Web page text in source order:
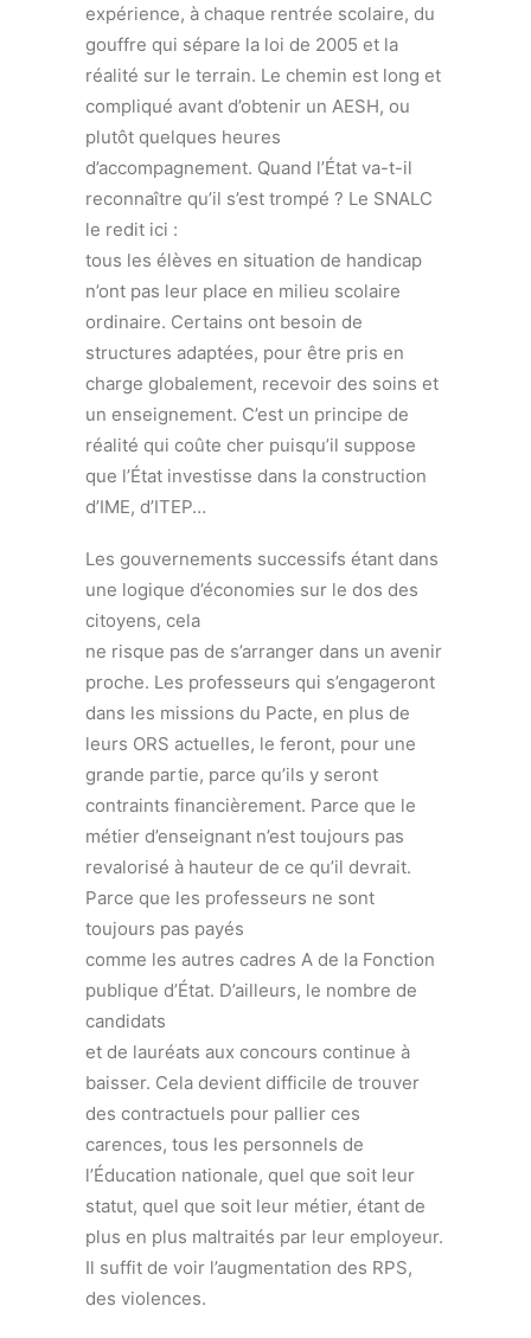
expérience, à chaque rentrée scolaire, du
gouffre qui sépare la loi de 2005 et la
réalité sur le terrain. Le chemin est long et
compliqué avant d’obtenir un AESH, ou
plutôt quelques heures
d’accompagnement. Quand l’État va-t-il
reconnaître qu’il s’est trompé ? Le SNALC
le redit ici :
tous les élèves en situation de handicap
n’ont pas leur place en milieu scolaire
ordinaire. Certains ont besoin de
structures adaptées, pour être pris en
charge globalement, recevoir des soins et
un enseignement. C’est un principe de
réalité qui coûte cher puisqu’il suppose
que l’État investisse dans la construction
d’IME, d’ITEP…
Les gouvernements successifs étant dans
une logique d’économies sur le dos des
citoyens, cela
ne risque pas de s’arranger dans un avenir
proche. Les professeurs qui s’engageront
dans les missions du Pacte, en plus de
leurs ORS actuelles, le feront, pour une
grande partie, parce qu’ils y seront
contraints financièrement. Parce que le
métier d’enseignant n’est toujours pas
revalorisé à hauteur de ce qu’il devrait.
Parce que les professeurs ne sont
toujours pas payés
comme les autres cadres A de la Fonction
publique d’État. D’ailleurs, le nombre de
candidats
et de lauréats aux concours continue à
baisser. Cela devient difficile de trouver
des contractuels pour pallier ces
carences, tous les personnels de
l’Éducation nationale, quel que soit leur
statut, quel que soit leur métier, étant de
plus en plus maltraités par leur employeur.
Il suffit de voir l’augmentation des RPS,
des violences.